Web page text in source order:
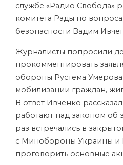
службе «Радио Свобода»
комитета Рады по
безопасности Вадим
Журналисты попросили
прокомментировать
обороны Рустема Умерова
мобилизации граждан,
В ответ Ивченко
работают над законом об
раз встречались в
с Минобороны Украины и
проговорить основные